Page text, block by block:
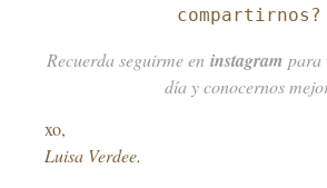
compartirnos?
Recuerda seguirme en instagram para
día y conocernos
xo,
Luisa Verdee.